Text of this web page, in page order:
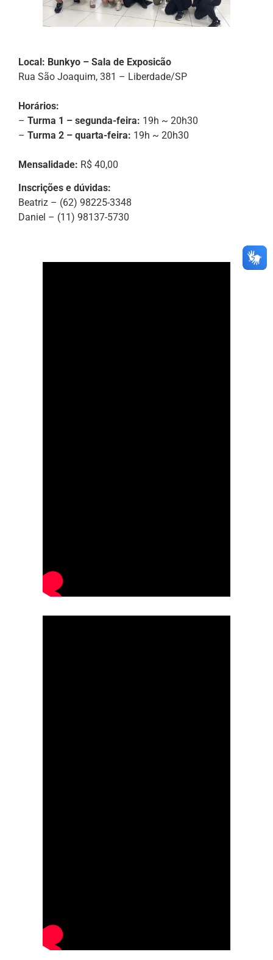
Local: Bunkyo – Sala de Exposicão
Rua São Joaquim, 381 – Liberdade/SP
Horários:
– Turma 1 – segunda-feira: 19h ~ 20h30
– Turma 2 – quarta-feira: 19h ~ 20h30
Mensalidade: R$ 40,00
Inscrições e dúvidas:
Beatriz – (62) 98225-3348
Daniel – (11) 98137-5730